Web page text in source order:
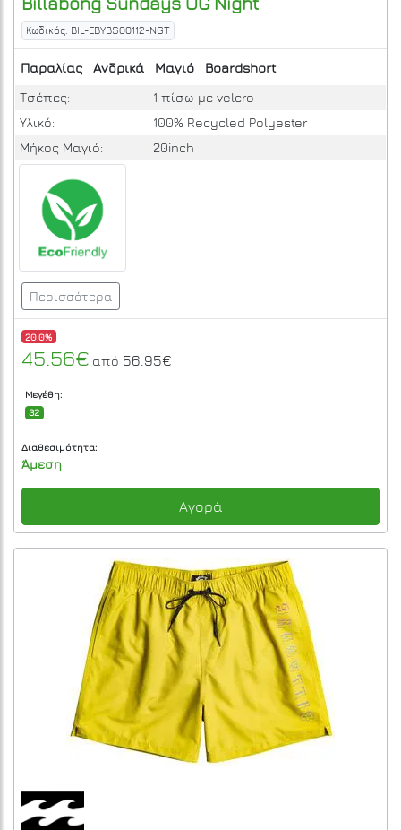
Κωδικός: BIL-EBYBS00112-NGT
Παραλίας Ανδρικά Μαγιό
Boardshort
Τσέπες:
1 πίσω με velcro
Υλικό:
100% Recycled Polyester
Μήκος Μαγιό:
20inch
Περισσότερα
20.0%
45.56€ από 56.95€
Μεγέθη:
32
Διαθεσιμότητα:
Άμεση
Αγορά